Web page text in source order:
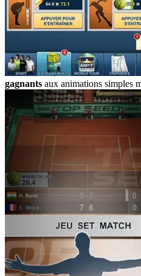
gagnants aux animations simples